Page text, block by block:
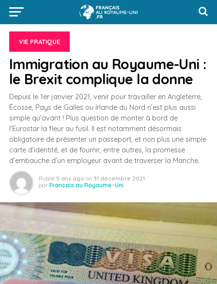
VIE PRATIQUE
Immigration au Royaume-Uni :
le Brexit complique la donne
Depuis le 1er janvier 2021, venir pour travailler en Angleterre,
Écosse, Pays de Galles ou Irlande du Nord n’est plus aussi
simple qu’avant ! Plus question de monter à bord de
l’Eurostar la fleur au fusil. Il est notamment désormais
obligatoire de présenter un passeport, et non plus une simple
carte d’identité, et de fournir, entre autres, la promesse
d’embauche d’un employeur avant de traverser la Manche.
Publié 5 ans ago on 31 décembre 2021
par Français au Royaume-Uni